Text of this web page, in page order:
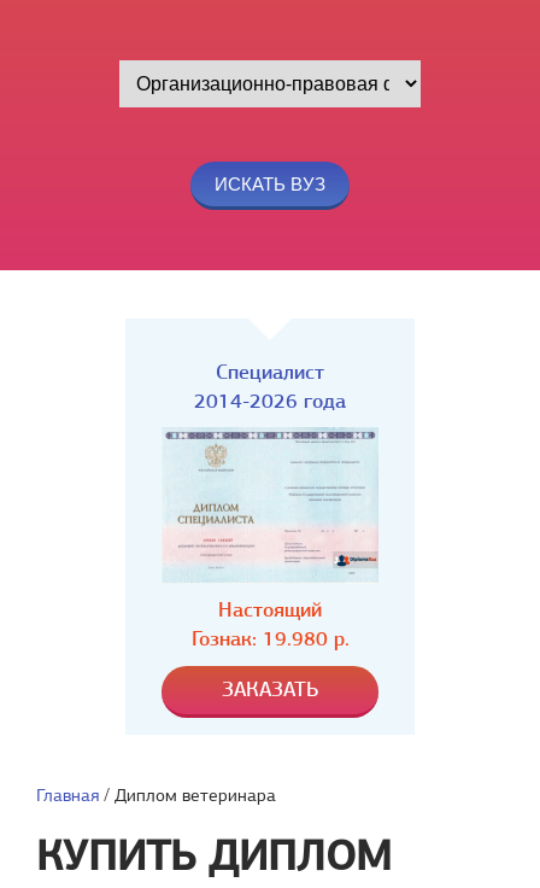
Специалист
2014-2026 года
Настоящий
Гознак: 19.980 р.
Главная / Диплом ветеринара
КУПИТЬ ДИПЛОМ